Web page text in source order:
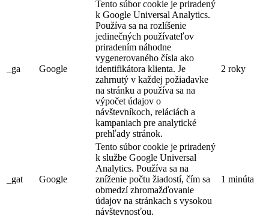
_ga Google
Tento súbor cookie je priradený
k Google Universal Analytics.
Používa sa na rozlíšenie
jedinečných používateľov
priradením náhodne
vygenerovaného čísla ako
identifikátora klienta. Je
zahrnutý v každej požiadavke
na stránku a používa sa na
výpočet údajov o
návštevníkoch, reláciách a
kampaniach pre analytické
prehľady stránok.
2 roky
_gat Google
Tento súbor cookie je priradený
k službe Google Universal
Analytics. Používa sa na
zníženie počtu žiadostí, čím sa
obmedzí zhromažďovanie
údajov na stránkach s vysokou
návštevnosťou.
1 minúta